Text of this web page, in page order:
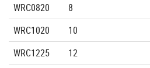
WRC0820
8
WRC1020
10
WRC1225
12